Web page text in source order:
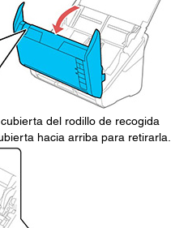
del rodillo de recogida
hacia arriba para retirarla.